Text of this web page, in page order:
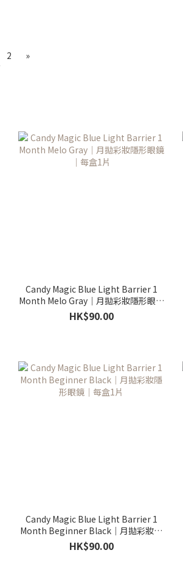
2 »
Candy Magic Blue Light Barrier 1
Month Melo Gray｜月拋彩妝隱形眼鏡
｜每盒1片
HK$90.00
Candy Magic Blue Light Barrier 1
Month Beginner Black｜月拋彩妝隱
形眼鏡｜每盒1片
HK$90.00